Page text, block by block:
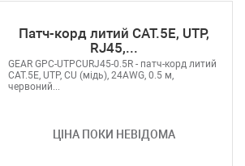
Патч-корд литий САТ.5E, UTP,
RJ45,...
ЦІНА ПОКИ НЕВІДОМА
GEAR GPC-UTPCURJ45-0.5R - патч-корд литий
САТ.5E, UTP, CU (мідь), 24AWG, 0.5 м,
червоний...